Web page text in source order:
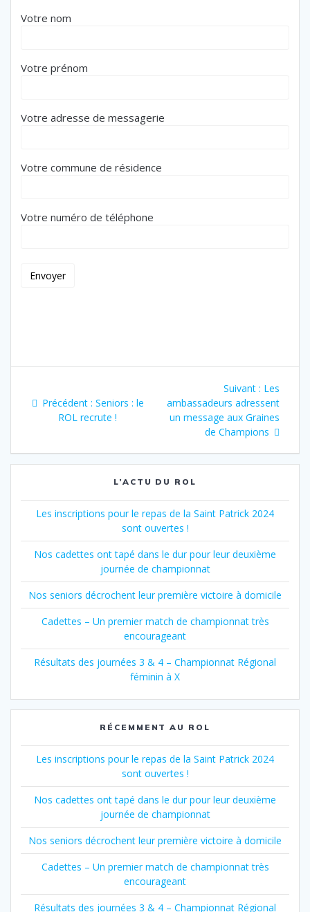
Votre nom
Votre prénom
Votre adresse de messagerie
Votre commune de résidence
Votre numéro de téléphone
de Précédent : Article
précédent
Seniors : le
ROL recrute !
Suivant : Article
suivant
:
Les
ambassadeurs adressent
un message aux Graines
de Champions
L’ACTU DU ROL
Les inscriptions pour le repas de la Saint Patrick 2024
sont ouvertes !
Nos cadettes ont tapé dans le dur pour leur deuxième
journée de championnat
Nos seniors décrochent leur première victoire à domicile
Cadettes – Un premier match de championnat très
encourageant
Résultats des journées 3 & 4 – Championnat Régional
féminin à X
RÉCEMMENT AU ROL
Les inscriptions pour le repas de la Saint Patrick 2024
sont ouvertes !
Nos cadettes ont tapé dans le dur pour leur deuxième
journée de championnat
Nos seniors décrochent leur première victoire à domicile
Cadettes – Un premier match de championnat très
encourageant
Résultats des journées 3 & 4 – Championnat Régional